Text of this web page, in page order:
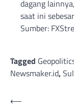
dagang
saat ini
Sumber:
Tagged
Newsmaker.id,
Post
⟵